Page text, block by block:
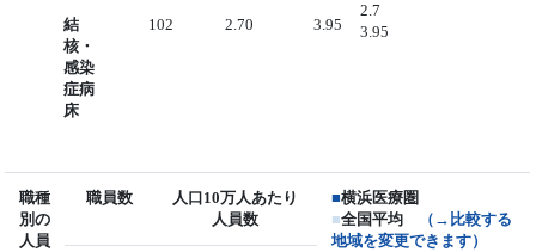
結
核・
感染
症病
床
102 2.70 3.95
2.7
3.95
職種
別の
人員
職員数
人口10万人あたり
人員数
■横浜医療圏
■全国平均
（→比較する
地域を変更できます）